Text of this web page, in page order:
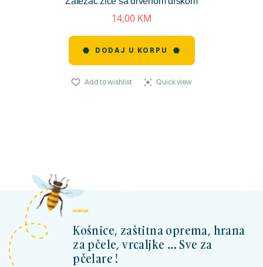
14,00 KM
DODAJ U KORPU
Add to wishlist Quick view
kosnicashop.ba
Košnice, zaštitna oprema, hrana
za pčele, vrcaljke ... Sve za
pčelare !